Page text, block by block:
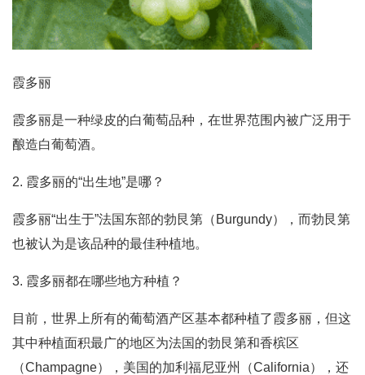
霞多丽
霞多丽是一种绿皮的白葡萄品种，在世界范围内被广泛用于
酿造白葡萄酒。
2. 霞多丽的“出生地”是哪？
霞多丽“出生于”法国东部的勃艮第（Burgundy），而勃艮第
也被认为是该品种的最佳种植地。
3. 霞多丽都在哪些地方种植？
目前，世界上所有的葡萄酒产区基本都种植了霞多丽，但这
其中种植面积最广的地区为法国的勃艮第和香槟区
（Champagne），美国的加利福尼亚州（California），还